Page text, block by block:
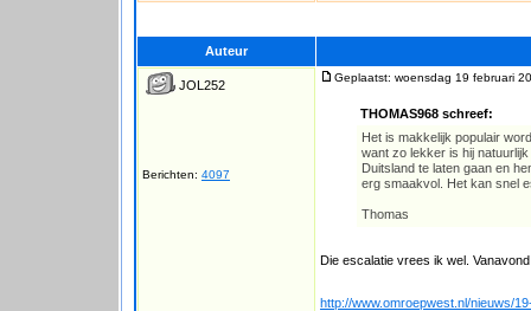
Auteur
JOL252
Berichten: 4097
Geplaatst: woensdag 19 februari
THOMAS968 schreef:
Het is makkelijk populair
want zo lekker is hij
Duitsland te laten gaan en
erg smaakvol. Het kan snel
Thomas
Die escalatie vrees ik wel.
http://www.omroepwest.nl/nieuws/